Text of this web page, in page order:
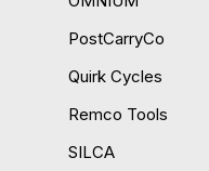
PostCarryCo
Quirk Cycles
Remco Tools
SILCA